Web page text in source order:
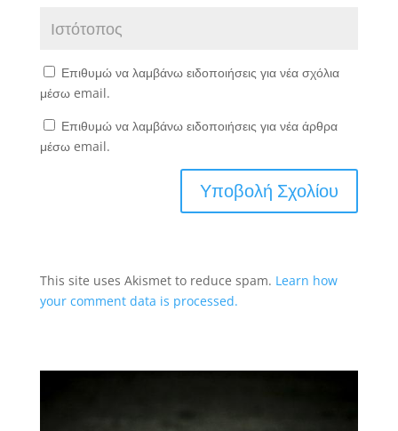
Επιθυμώ να λαμβάνω ειδοποιήσεις για νέα σχόλια
μέσω email.
Επιθυμώ να λαμβάνω ειδοποιήσεις για νέα άρθρα
μέσω email.
This site uses Akismet to reduce spam. Learn how
your comment data is processed.